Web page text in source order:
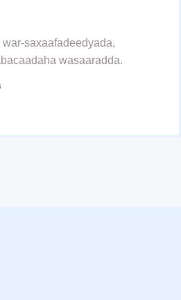
saxaafadeedyada,
wasaaradda.